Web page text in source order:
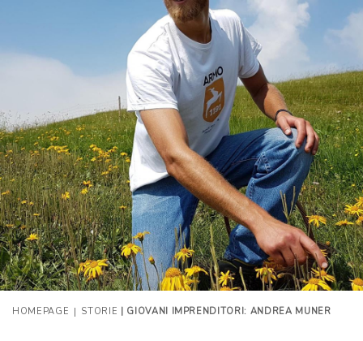
HOMEPAGE | STORIE | GIOVANI IMPRENDITORI: ANDREA MUNER